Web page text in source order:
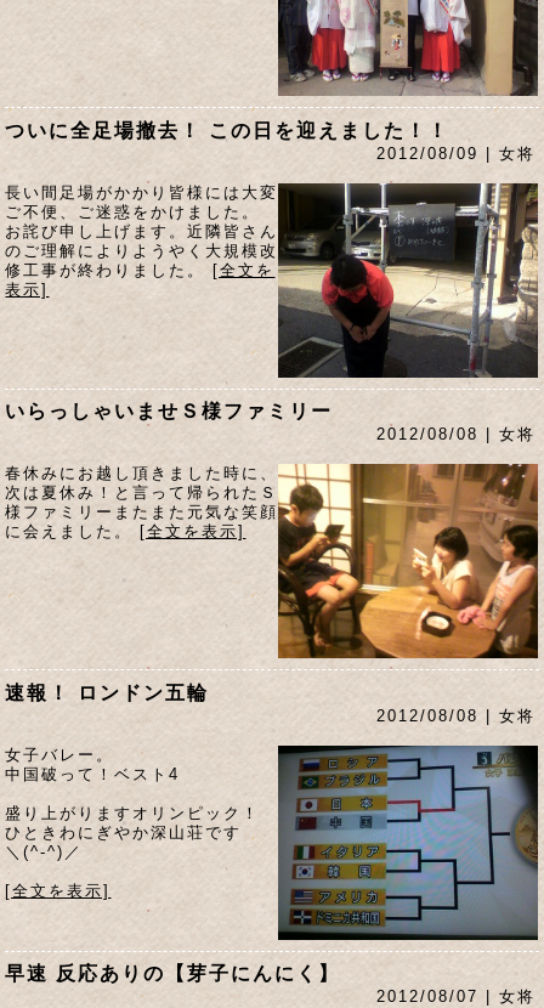
ついに全足場撤去！ この日を迎えました！！
2012/08/09 | 女将
長い間足場がかかり皆様には大変
ご不便、ご迷惑をかけました。
お詫び申し上げます。近隣皆さん
のご理解によりようやく大規模改
修工事が終わりました。[全文を
表示]
いらっしゃいませＳ様ファミリー
2012/08/08 | 女将
春休みにお越し頂きました時に、
次は夏休み！と言って帰られたＳ
様ファミリーまたまた元気な笑顔
に会えました。
[全文を表示]
速報！ ロンドン五輪
2012/08/08 | 女将
女子バレー。
中国破って！ベスト4
盛り上がりますオリンピック！
ひときわにぎやか深山荘です
＼(^-^)／
[全文を表示]
早速 反応ありの【芽子にんにく】
2012/08/07 | 女将